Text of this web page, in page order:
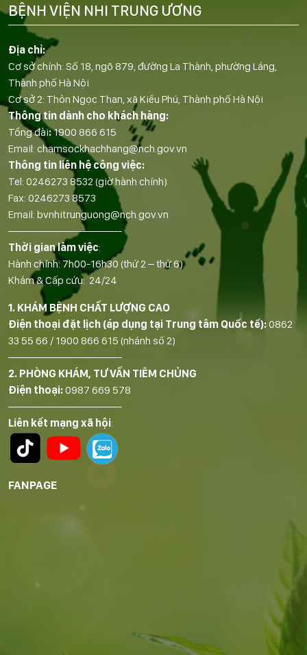
Địa chỉ:
Cơ sở chính: Số 18, ngõ 879, đường La Thành, phường Láng,
Thành phố Hà Nội
Cơ sở 2: Thôn Ngọc Than, xã Kiều Phú, Thành phố Hà Nội
Thông tin dành cho khách hàng:
Tổng đài:1900 866 615
Email: chamsockhachhang@nch.gov.vn
Thông tin liên hệ công việc:
Tel: 0246273 8532 (giờ hành chính)
Fax: 0246273 8573
Email: bvnhitrunguong@nch.gov.vn
——————————-
Thời gian làm việc:
Hành chính: 7h00-16h30 (thứ 2 – thứ 6)
Khám & Cấp cứu: 24/24
1. KHÁM BỆNH CHẤT LƯỢNG CAO
Điện thoại đặt lịch (áp dụng tại Trung tâm Quốc tế):0862
33 55 66 / 1900 866 615 (nhánh số 2)
——————————-
2. PHÒNG KHÁM, TƯ VẤN TIÊM CHỦNG
Điện thoại:0987 669 578
——————————-
Liên kết mạng xã hội:
FANPAGE
BỆNH VIỆN NHI TRUNG ƯƠNG